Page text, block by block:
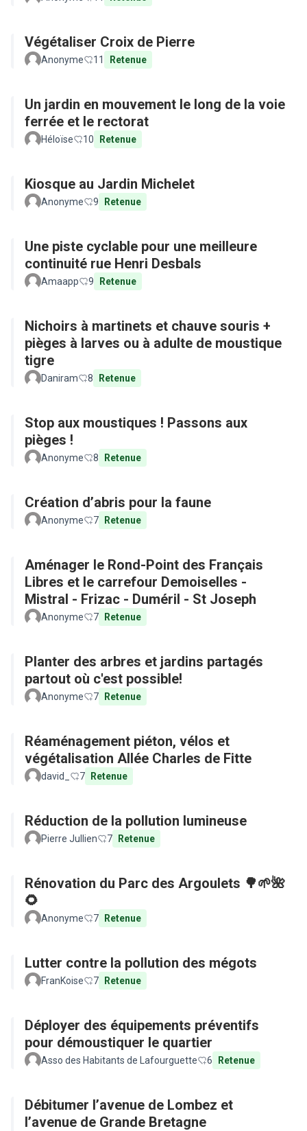
Végétaliser Croix de Pierre
Anonyme 11 Retenue
Un jardin en mouvement le long de la voie
ferrée et le rectorat
Héloïse 10 Retenue
Kiosque au Jardin Michelet
Anonyme 9 Retenue
Une piste cyclable pour une meilleure
continuité rue Henri Desbals
Amaapp 9 Retenue
Nichoirs à martinets et chauve souris +
pièges à larves ou à adulte de moustique
tigre
Daniram 8 Retenue
Stop aux moustiques ! Passons aux
pièges !
Anonyme 8 Retenue
Création d’abris pour la faune
Anonyme 7 Retenue
Aménager le Rond-Point des Français
Libres et le carrefour Demoiselles -
Mistral - Frizac - Duméril - St Joseph
Anonyme 7 Retenue
Planter des arbres et jardins partagés
partout où c'est possible!
Anonyme 7 Retenue
Réaménagement piéton, vélos et
végétalisation Allée Charles de Fitte
david_ 7 Retenue
Réduction de la pollution lumineuse
Pierre Jullien 7 Retenue
Rénovation du Parc des Argoulets 🌳🌱🌺
🌻
Anonyme 7 Retenue
Lutter contre la pollution des mégots
FranKoise 7 Retenue
Déployer des équipements préventifs
pour démoustiquer le quartier
Asso des Habitants de Lafourguette 6 Retenue
Débitumer l’avenue de Lombez et
l’avenue de Grande Bretagne